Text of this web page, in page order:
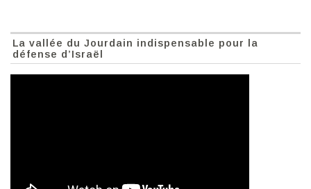
La vallée du Jourdain indispensable pour la
défense d’Israël